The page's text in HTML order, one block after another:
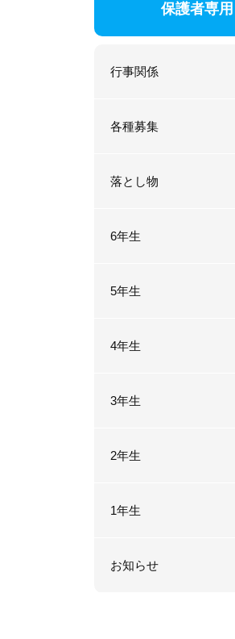
保護者専用
行事関係
各種募集
落とし物
6年生
5年生
4年生
3年生
2年生
1年生
お知らせ